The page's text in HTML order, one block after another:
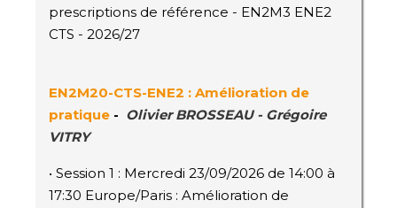
prescriptions de référence - EN2M3 ENE2
CTS - 2026/27
EN2M20-CTS-ENE2 : Amélioration de
pratique - Olivier BROSSEAU - Grégoire
VITRY
• Session 1 : Mercredi 23/09/2026 de 14:00 à
17:30 Europe/Paris : Amélioration de